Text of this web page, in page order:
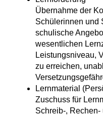
Übernahme der
Schülerinnen und
schulische
wesentlichen
Leistungsniveau,
zu erreichen,
Lernmaterial
Zuschuss für
Schreib-,